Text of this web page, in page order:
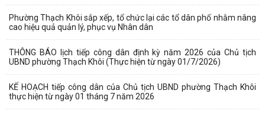
Phường Thạch Khôi sắp xếp, tổ chức lại các tổ dân phố nhằm nâng
cao hiệu quả quản lý, phục vụ Nhân dân
THÔNG BÁO lịch tiếp công dân định kỳ năm 2026 của Chủ tịch
UBND phường Thạch Khôi (Thực hiện từ ngày 01/7/2026)
KẾ HOẠCH tiếp công dân của Chủ tịch UBND phường Thạch Khôi
thực hiện từ ngày 01 tháng 7 năm 2026